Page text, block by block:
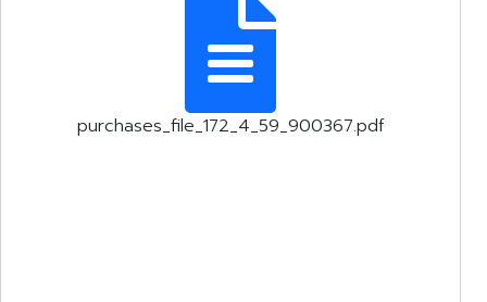
purchases_file_172_4_59_900367.pdf